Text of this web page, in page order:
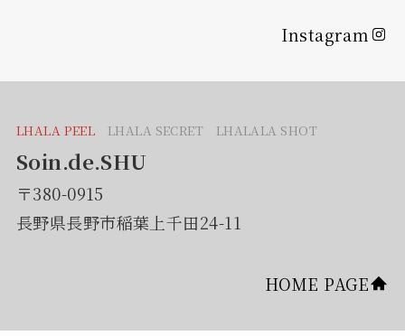
Instagram
LHALA PEEL LHALA SECRET LHALALA SHOT
Soin.de.SHU
〒380-0915
長野県長野市稲葉上千田24-11
HOME PAGE